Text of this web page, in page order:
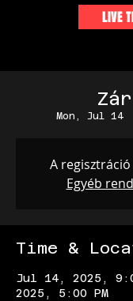
LIVE
Mon, Jul 14
A
Egyéb
Time &
Jul 14, 2025,
2025, 5:00 PM